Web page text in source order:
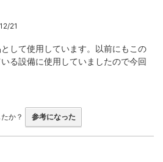
21
して使用しています。以前にもこの
る設備に使用していましたので今回
か？ 参考になった